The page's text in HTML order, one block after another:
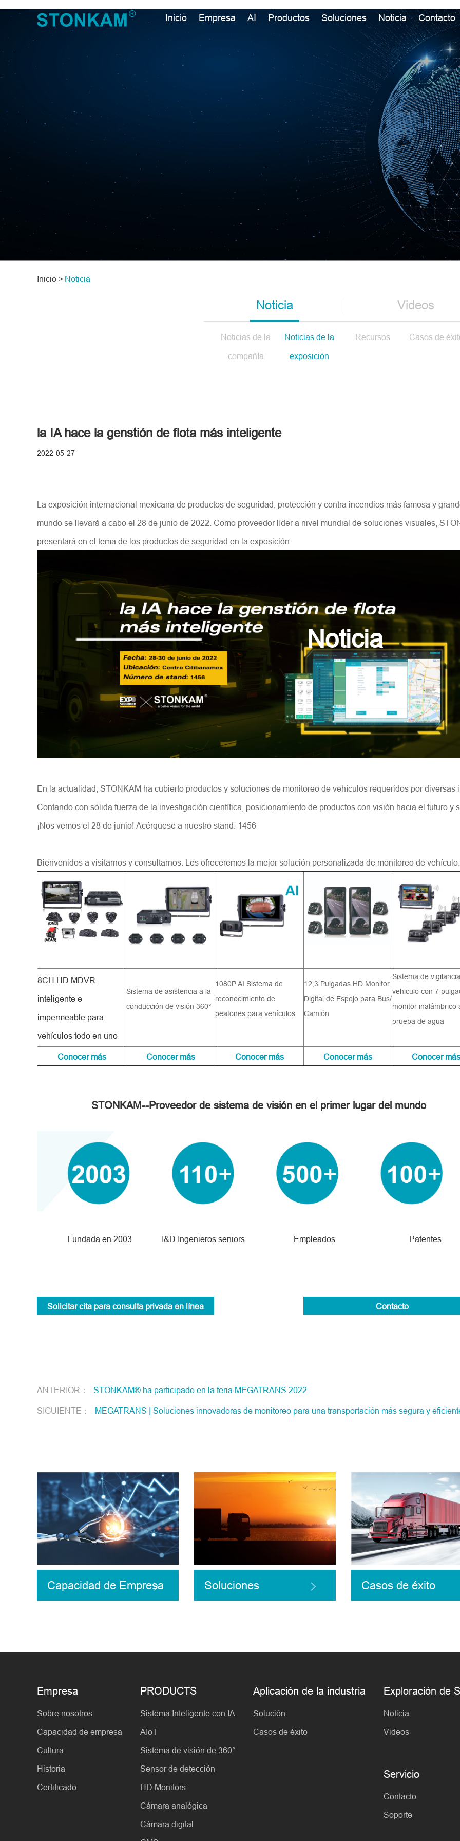
Inicio Empresa AI Productos Soluciones Noticia Contacto
Noticia
Inicio > Noticia
Noticia
Noticias de la
compañía
Noticias de la
exposición
Recursos Casos de
Videos
la IA hace la genstión de flota más inteligente
2022-05-27
La exposición internacional mexicana de productos de seguridad, protección y contra incendios más famosa y
mundo se llevará a cabo el 28 de junio de 2022. Como proveedor líder a nivel mundial de soluciones visuales,
presentará en el tema de los productos de seguridad en la exposición.
En la actualidad, STONKAM ha cubierto productos y soluciones de monitoreo de vehículos requeridos por
Contando con sólida fuerza de la investigación científica, posicionamiento de productos con visión hacia el futuro
¡Nos vemos el 28 de junio! Acérquese a nuestro stand: 1456
Bienvenidos a visitarnos y consultarnos. Les ofreceremos la mejor solución personalizada de monitoreo de vehículo.
8CH HD MDVR
inteligente e
impermeable para
vehículos todo en uno
Sistema de asistencia a la
conducción de visión 360°
1080P AI Sistema de
reconocimiento de
peatones para vehículos
12,3 Pulgadas HD Monitor
Digital de Espejo para Bus/
Camión
Sistema de
vehiculo con 7
monitor inalámbrico
prueba de agua
Conocer más Conocer más Conocer más Conocer más Conocer más
STONKAM--Proveedor de sistema de visión en el primer lugar del mundo
Fundada en 2003 I&D Ingenieros seniors Empleados Patentes
Solicitar cita para consulta privada en línea Contacto
ANTERIOR： STONKAM® ha participado en la feria MEGATRANS 2022
SIGUIENTE： MEGATRANS | Soluciones innovadoras de monitoreo para una transportación más segura y
Capacidad de Empresa Soluciones Casos de éxito
Empresa
Sobre nosotros
Capacidad de empresa
Cultura
Historia
Certificado
PRODUCTS
Sistema Inteligente con IA
AIoT
Sistema de visión de 360°
Sensor de detección
HD Monitors
Cámara analógica
Cámara digital
Aplicación de la industria
Solución
Casos de éxito
Exploración de
Noticia
Videos
Servicio
Contacto
Soporte